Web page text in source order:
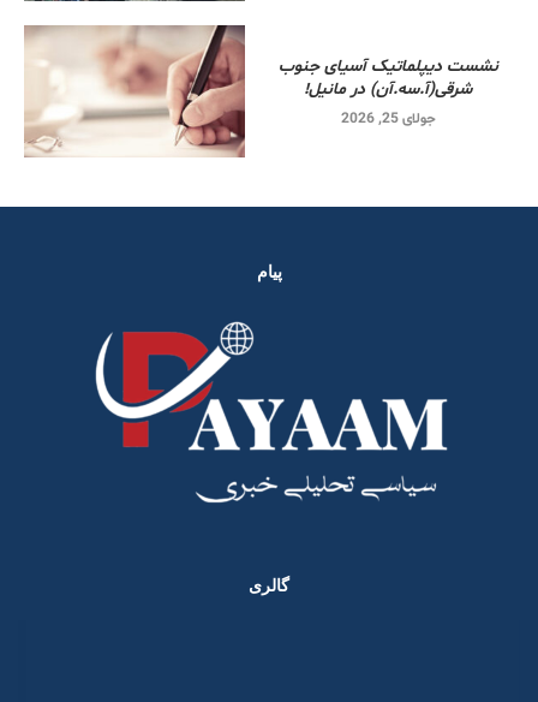
نشست دیپلماتیک آسیای جنوب
شرقی‌(آ.سه.آن) در مانیل!
جولای 25, 2026
پیام
گالری